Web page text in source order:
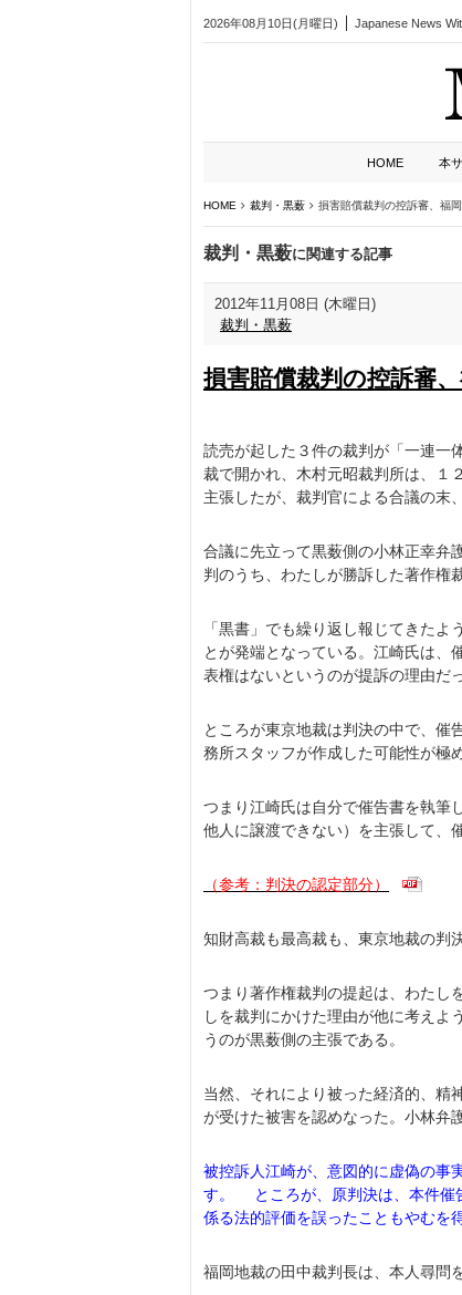
2026年08月10日(月曜日) Japanese News
HOME 本
HOME 裁判・黒薮 損害賠償裁判の控訴審、福
裁判・黒薮に関連する記事
2012年11月08日 (木曜日)
裁判・黒薮
損害賠償裁判の控訴審
読売が起した３件の裁判が「一連一
裁で開かれ、木村元昭裁判所は、１
主張したが、裁判官による合議の末
合議に先立って黒薮側の小林正幸弁
判のうち、わたしが勝訴した著作権
「黒書」でも繰り返し報じてきた
とが発端となっている。江崎氏は、
表権はないというのが提訴の理由だっ
ところが東京地裁は判決の中で、催
務所スタッフが作成した可能性が極
つまり江崎氏は自分で催告書を執筆
他人に譲渡できない）を主張して、
（参考：判決の認定部分）
知財高裁も最高裁も、東京地裁の判
つまり著作権裁判の提起は、わたし
しを裁判にかけた理由が他に考えよ
うのが黒薮側の主張である。
当然、それにより被った経済的、
が受けた被害を認めなった。小林弁
被控訴人江崎が、意図的に虚偽の事
す。 ところが、原判決は、本件催
係る法的評価を誤ったこともやむを
福岡地裁の田中裁判長は、本人尋問